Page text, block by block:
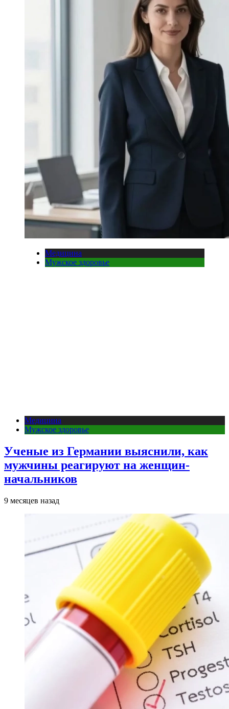
Медицина
Мужское здоровье
Медицина
Мужское здоровье
Ученые из Германии выяснили, как
мужчины реагируют на женщин-
начальников
9 месяцев назад